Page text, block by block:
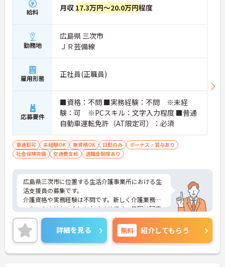
給料 月収 17.3万円～20.0万円程度
勤務地
広島県 三次市
ＪＲ芸備線
雇用形態 正社員(正職員)
応募要件
■資格：不問 ■実務経験：不問 ※未経
験：可 ※PCスキル：文字入力程度 ■普通
自動車運転免許（AT限定可）：必須
車通勤可 未経験OK 無資格OK 日勤のみ
ボーナス・賞与あり
社会保険完備
交通費支給 退職金制度あり
広島県三次市に位置する生活介護事業所における生
活支援員の募集です。
介護資格や実務経験は不問です。新しく介護業務を
スタートさせたい方にもおすすめです。日曜は固定
休なので、プライベートとのメリハリのある働き方
が可能です。
ご興味のある方には、面接対策ポイントなど、さら
に詳細をお話しいたしますのでお気軽にご相談くだ
さい！
詳細を見る 無料 紹介してもらう